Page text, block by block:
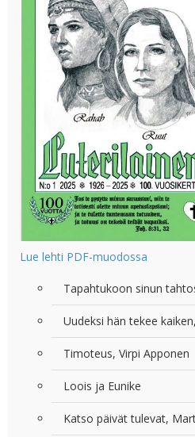
Lue lehti PDF-muodossa
Tapahtukoon sinun
Uudeksi hän tekee
Timoteus, Virpi Apponen
Loois ja Eunike
Katso päivät tulevat,